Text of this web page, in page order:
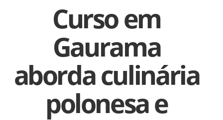
Curso em
Gaurama
aborda culinária
polonesa e